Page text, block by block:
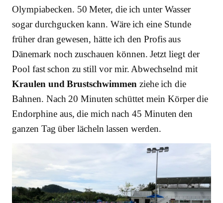
Olympiabecken. 50 Meter, die ich unter Wasser
sogar durchgucken kann. Wäre ich eine Stunde
früher dran gewesen, hätte ich den Profis aus
Dänemark noch zuschauen können. Jetzt liegt der
Pool fast schon zu still vor mir. Abwechselnd mit
Kraulen und Brustschwimmen ziehe ich die
Bahnen. Nach 20 Minuten schüttet mein Körper die
Endorphine aus, die mich nach 45 Minuten den
ganzen Tag über lächeln lassen werden.